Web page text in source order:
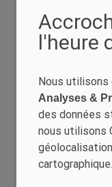
Holzhauser
Am
66557
Deutschland
l'heure
Nous
Analyses &
des données
nous utilisons
cartographique.